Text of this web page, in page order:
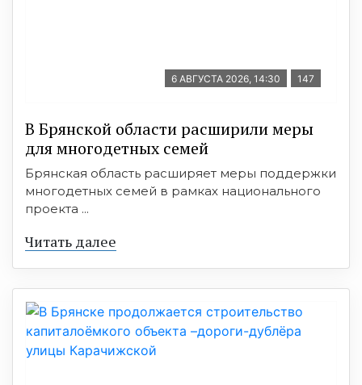
6 АВГУСТА 2026, 14:30 147
В Брянской области расширили меры
для многодетных семей
Брянская область расширяет меры поддержки
многодетных семей в рамках национального
проекта ...
Читать далее